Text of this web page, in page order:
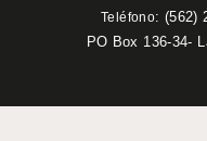
Teléfono: (562)
PO Box 136-34-